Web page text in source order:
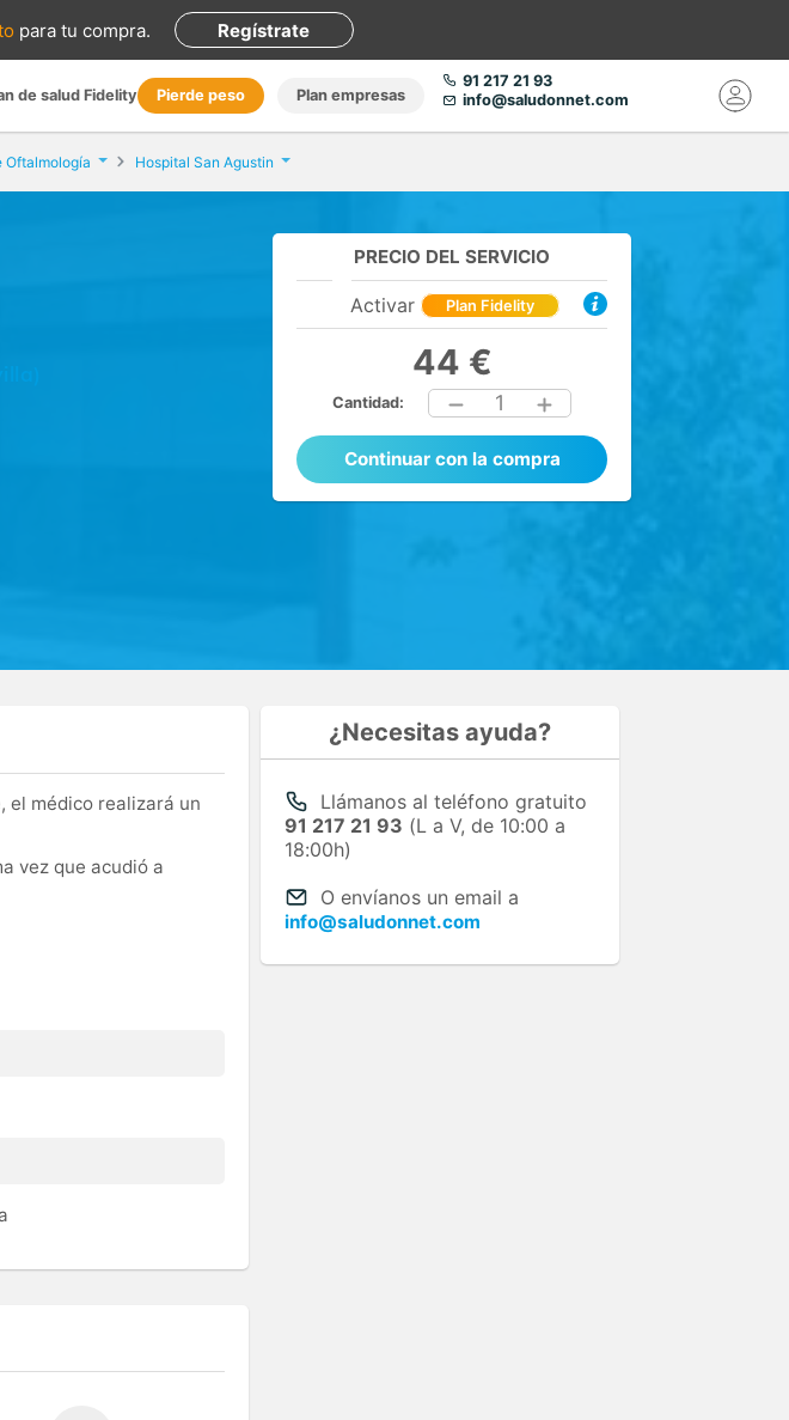
para tu compra. Regístrate
de salud Fidelity Pierde peso Plan empresas
91 217 21 93
info@saludonnet.com
Oftalmología Hospital San Agustin
PRECIO DEL SERVICIO
Activar Plan Fidelity
44 €
Cantidad: 1
Continuar con la compra
el médico realizará un
vez que acudió a
¿Necesitas ayuda?
Llámanos al teléfono gratuito
91 217 21 93 (L a V, de 10:00 a
18:00h)
O envíanos un email a
info@saludonnet.com